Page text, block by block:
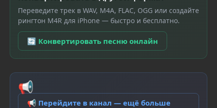
Переведите трек в WAV, M4A, FLAC, OGG или создайте
рингтон M4R для iPhone — быстро и бесплатно.
🔄 Конвертировать песню онлайн
📢
📢 Перейдите в канал — ещё больше